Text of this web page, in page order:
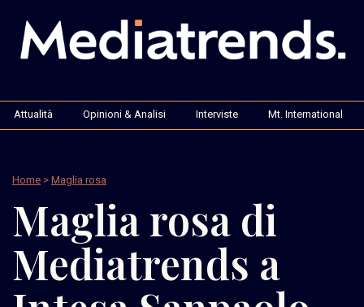
Attualità Opinioni & Analisi Interviste Mt. International
Home > Maglia rosa
Maglia rosa di
Mediatrends a